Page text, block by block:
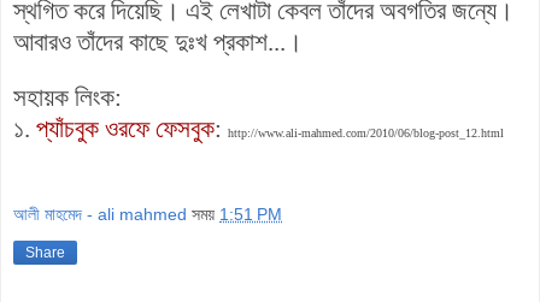
স্থগিত করে দিয়েছি। এই লেখাটা কেবল তাঁদের অবগতির জন্যে।
আবারও তাঁদের কাছে দুঃখ প্রকাশ...।
সহায়ক লিংক:
১. প্যাঁচবুক ওরফে ফেসবুক: http://www.ali-mahmed.com/2010/06/blog-post_12.html
আলী মাহমেদ - ali mahmed সময় 1:51 PM
Share